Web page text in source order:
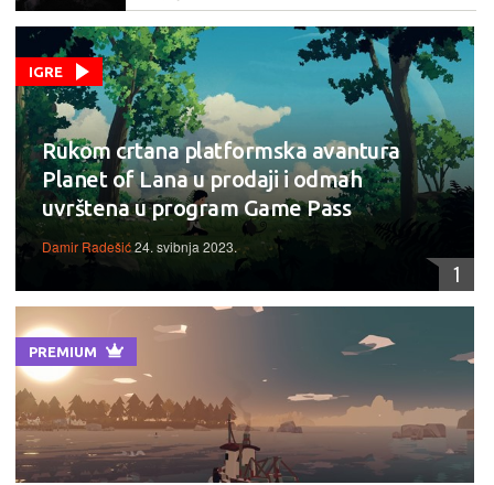
IGRE
Rukom crtana platformska avantura
Planet of Lana u prodaji i odmah
uvrštena u program Game Pass
Damir Radešić24. svibnja 2023.
1
PREMIUM